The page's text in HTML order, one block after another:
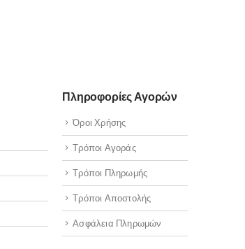
Πληροφορίες Αγορών
Όροι Χρήσης
Τρόποι Αγοράς
Τρόποι Πληρωμής
Τρόποι Αποστολής
Ασφάλεια Πληρωμών